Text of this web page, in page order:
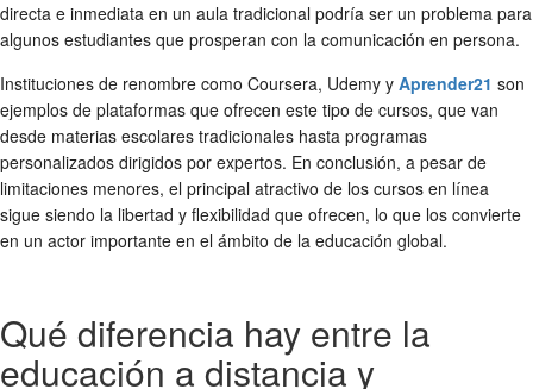
directa e inmediata en un aula tradicional podría ser un problema para
algunos estudiantes que prosperan con la comunicación en persona.
Instituciones de renombre como Coursera, Udemy y Aprender21 son
ejemplos de plataformas que ofrecen este tipo de cursos, que van
desde materias escolares tradicionales hasta programas
personalizados dirigidos por expertos. En conclusión, a pesar de
limitaciones menores, el principal atractivo de los cursos en línea
sigue siendo la libertad y flexibilidad que ofrecen, lo que los convierte
en un actor importante en el ámbito de la educación global.
Qué diferencia hay entre la
educación a distancia y